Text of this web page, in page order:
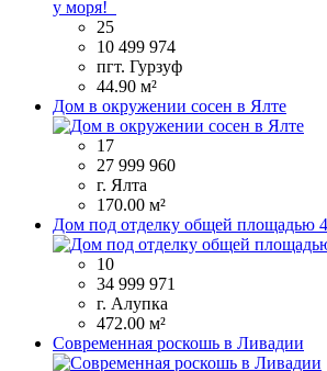
25
10 499 974
пгт. Гурзуф
44.90 м²
Дом в окружении сосен в Ялте
17
27 999 960
г. Ялта
170.00 м²
Дом под отделку общей площадью
10
34 999 971
г. Алупка
472.00 м²
Современная роскошь в Ливадии